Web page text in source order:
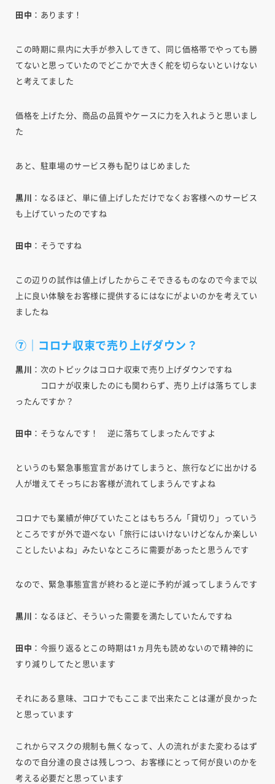
田中 ：あります！
この時期に県内に大手が参入してきて、同じ価格帯でやっても勝
てないと思っていたのでどこかで大きく舵を切らないといけない
と考えてました
価格を上げた分、商品の品質やケースに力を入れようと思いまし
た
あと、駐車場のサービス券も配りはじめました
黒川
：なるほど、単に値上げしただけでなくお客様へのサービス
も上げていったのですね
田中 ：そうですね
この辺りの試作は値上げしたからこそできるものなので今まで以
上に良い体験をお客様に提供するにはなにがよいのかを考えてい
ましたね
⑦｜コロナ収束で売り上げダウン？
黒川
：次のトピックはコロナ収束で売り上げダウンですね
コロナが収束したのにも関わらず、売り上げは落ちてしま
ったんですか？
田中 ：そうなんです！ 逆に落ちてしまったんですよ
というのも緊急事態宣言があけてしまうと、旅行などに出かける
人が増えてそっちにお客様が流れてしまうんですよね
コロナでも業績が伸びていたことはもちろん「貸切り」っていう
ところですが外で遊べない「旅行にはいけないけどなんか楽しい
ことしたいよね」みたいなところに需要があったと思うんです
なので、緊急事態宣言が終わると逆に予約が減ってしまうんです
黒川 ：なるほど、そういった需要を満たしていたんですね
田中 ：今振り返るとこの時期は1ヵ月先も読めないので精神的に
すり減りしてたと思います
それにある意味、コロナでもここまで出来たことは運が良かった
と思っています
これからマスクの規制も無くなって、人の流れがまた変わるはず
なので自分達の良さは残しつつ、お客様にとって何が良いのかを
考える必要だと思っています